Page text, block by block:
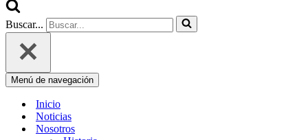
Buscar...
Menú de navegación
Inicio
Noticias
Nosotros